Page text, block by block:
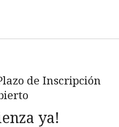
de Inscripción
ya!